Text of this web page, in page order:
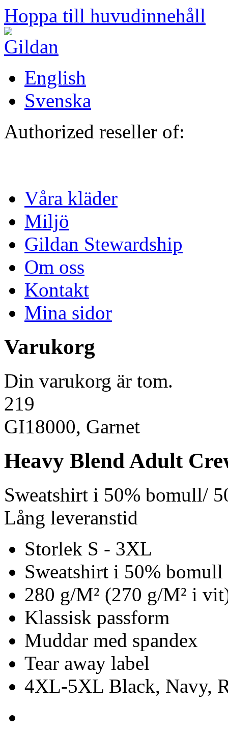
Hoppa till huvudinnehåll
English
Svenska
Authorized reseller of:
Våra kläder
Miljö
Gildan Stewardship
Om oss
Kontakt
Mina sidor
Varukorg
Din varukorg är tom.
219
GI18000, Garnet
Heavy Blend Adult
Sweatshirt i 50% bomull/
Lång leveranstid
Storlek S - 3XL
Sweatshirt i 50%
280 g/M² (270 g/M² i
Klassisk passform
Muddar med spandex
Tear away label
4XL-5XL Black, Navy,